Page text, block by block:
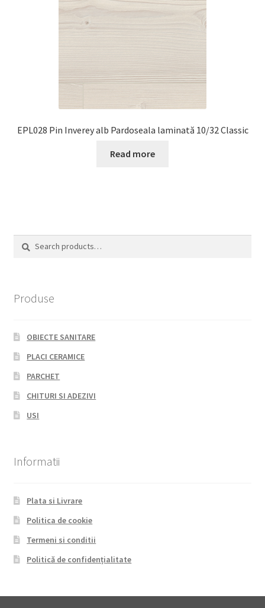
EPL028 Pin Inverey alb Pardoseala laminată 10/32 Classic
Read more
Produse
OBIECTE SANITARE
PLACI CERAMICE
PARCHET
CHITURI SI ADEZIVI
USI
Informatii
Plata si Livrare
Politica de cookie
Termeni si conditii
Politică de confidențialitate